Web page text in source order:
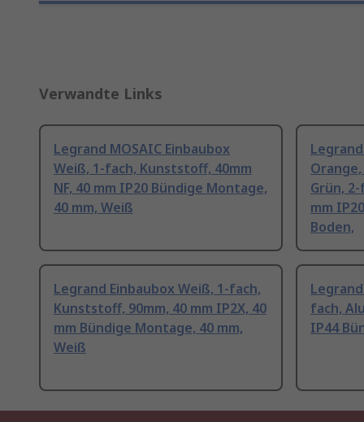
Verwandte Links
Legrand MOSAIC Einbaubox
Weiß, 1-fach, Kunststoff, 40mm
NF, 40 mm IP20 Bündige Montage,
40 mm, Weiß
Grün,
mm
Boden,
Legrand Einbaubox Weiß, 1-fach,
Kunststoff, 90mm, 40 mm IP2X, 40
mm Bündige Montage, 40 mm,
Weiß
fach,
IP44